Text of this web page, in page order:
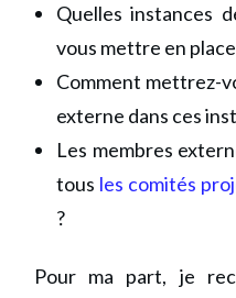
Quelles instances
vous mettre en
Comment mettrez-
externe dans ces
Les membres
tous les comités
?
Pour ma part, je